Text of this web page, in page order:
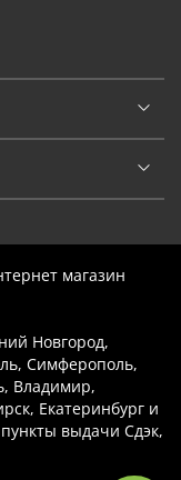
магазин
Новгород,
Симферополь,
Владимир,
Екатеринбург и
пункты выдачи Сдэк,